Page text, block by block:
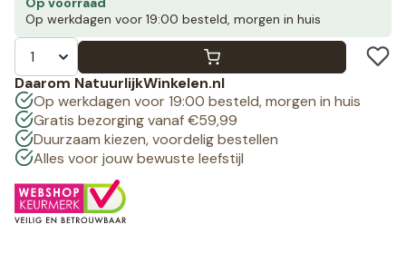
Op werkdagen voor 19:00 besteld, morgen in huis
Daarom NatuurlijkWinkelen.nl
Op werkdagen voor 19:00 besteld, morgen in huis
Gratis bezorging vanaf €59,99
Duurzaam kiezen, voordelig bestellen
Alles voor jouw bewuste leefstijl